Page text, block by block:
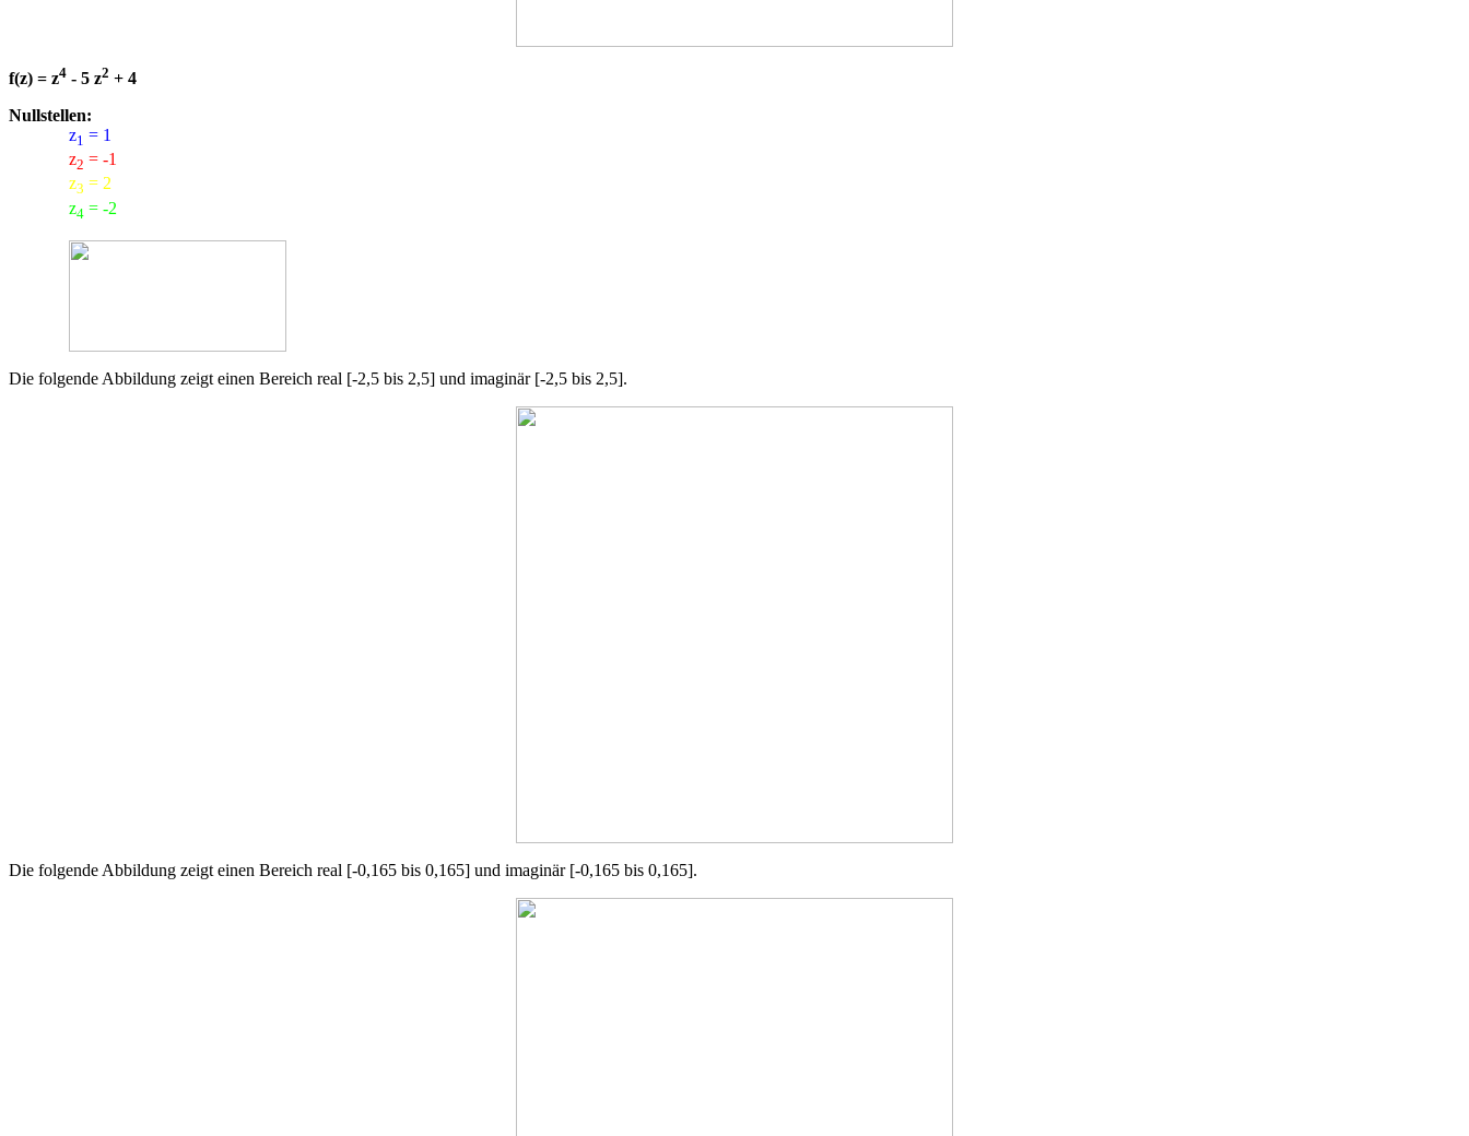
f(z) = z4 - 5 z2 + 4
Nullstellen:
z1 = 1
z2 = -1
z3 = 2
z4 = -2
Die folgende Abbildung zeigt einen Bereich real [-2,5 bis 2,5] und imaginär [-2,5 bis 2,5].
Die folgende Abbildung zeigt einen Bereich real [-0,165 bis 0,165] und imaginär [-0,165 bis 0,165].